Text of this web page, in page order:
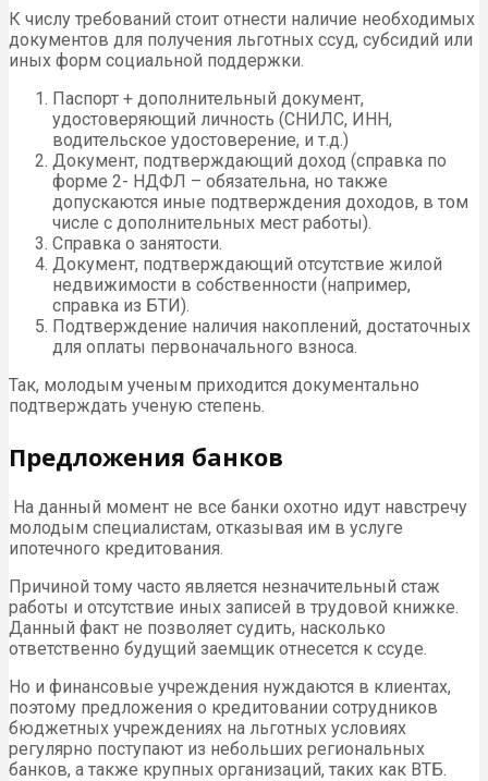
К числу требований стоит отнести наличие необходимых
документов для получения льготных ссуд, субсидий или
иных форм социальной поддержки.
Паспорт + дополнительный документ,
удостоверяющий личность (СНИЛС, ИНН,
водительское удостоверение, и т.д.)
Документ, подтверждающий доход (справка по
форме 2- НДФЛ – обязательна, но также
допускаются иные подтверждения доходов, в том
числе с дополнительных мест работы).
Справка о занятости.
Документ, подтверждающий отсутствие жилой
недвижимости в собственности (например,
справка из БТИ).
Подтверждение наличия накоплений, достаточных
для оплаты первоначального взноса.
Так, молодым ученым приходится документально
подтверждать ученую степень.
Предложения банков
На данный момент не все банки охотно идут навстречу
молодым специалистам, отказывая им в услуге
ипотечного кредитования.
Причиной тому часто является незначительный стаж
работы и отсутствие иных записей в трудовой книжке.
Данный факт не позволяет судить, насколько
ответственно будущий заемщик отнесется к ссуде.
Но и финансовые учреждения нуждаются в клиентах,
поэтому предложения о кредитовании сотрудников
бюджетных учреждениях на льготных условиях
регулярно поступают из небольших региональных
банков, а также крупных организаций, таких как ВТБ.